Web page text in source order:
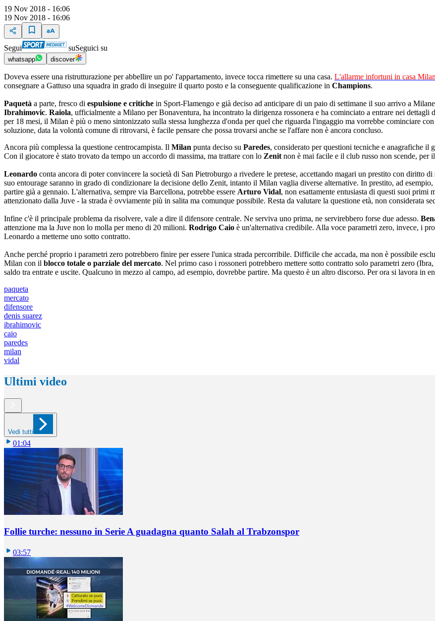
19 Nov 2018 - 16:06
19 Nov 2018 - 16:06
Segui suSeguici su
whatsapp discover
Doveva essere una ristrutturazione per abbellire un po' l'appartamento, invece tocca rimettere su una casa. L'allarme infortuni in casa Milan
consegnare a Gattuso una squadra in grado di inseguire il quarto posto e la conseguente qualificazione in Champions.
Paquetà a parte, fresco di espulsione e critiche in Sport-Flamengo e già deciso ad anticipare di un paio di settimane il suo arrivo a
Ibrahimovic. Raiola, ufficialmente a Milano per Bonaventura, ha incontrato la dirigenza rossonera e ha cominciato a entrare nei
per 18 mesi, il Milan è più o meno sintonizzato sulla stessa lunghezza d'onda per quel che riguarda l'ingaggio ma vorrebbe cominciare
soluzione, data la volontà comune di ritrovarsi, è facile pensare che possa trovarsi anche se l'affare non è ancora concluso.
Ancora più complessa la questione centrocampista. Il Milan punta deciso su Paredes, considerato per questioni tecniche e anagrafiche
Con il giocatore è stato trovato da tempo un accordo di massima, ma trattare con lo Zenit non è mai facile e il club russo non scende, per
Leonardo conta ancora di poter convincere la società di San Pietroburgo a rivedere le pretese, accettando magari un prestito con diritto
suo entourage saranno in grado di condizionare la decisione dello Zenit, intanto il Milan vaglia diverse alternative. In prestito, ad esempio,
partire già a gennaio. L'alternativa, sempre via Barcellona, potrebbe essere Arturo Vidal, non esattamente entusiasta di questi suoi
attenzionato dalla Juve - la strada è ovviamente più in salita ma comunque possibile. Resta da valutare la questione età, non considerata
Infine c'è il principale problema da risolvere, vale a dire il difensore centrale. Ne serviva uno prima, ne servirebbero forse due adesso.
attenzione ma la Juve non lo molla per meno di 20 milioni. Rodrigo Caio è un'alternativa credibile. Alla voce parametri zero, invece, i
Leonardo a metterne uno sotto contratto.
Anche perché proprio i parametri zero potrebbero finire per essere l'unica strada percorribile. Difficile che accada, ma non è possibile
Milan con il blocco totale o parziale del mercato. Nel primo caso i rossoneri potrebbero mettere sotto contratto solo parametri zero
saldo tra entrate e uscite. Qualcuno in mezzo al campo, ad esempio, dovrebbe partire. Ma questo è un altro discorso. Per ora si lavora in
paqueta
mercato
difensore
denis suarez
ibrahimovic
caio
paredes
milan
vidal
Ultimi video
Vedi tutti
01:04
Follie turche: nessuno in Serie A guadagna quanto Salah al Trabzonspor
03:57